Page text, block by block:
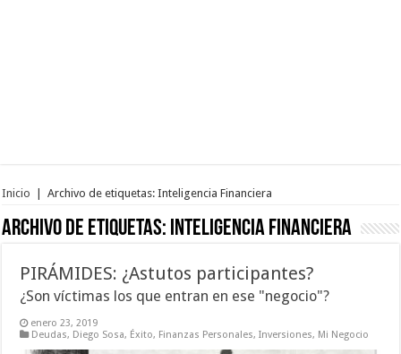
Inicio | Archivo de etiquetas: Inteligencia Financiera
Archivo de etiquetas: Inteligencia Financiera
PIRÁMIDES: ¿Astutos participantes?
¿Son víctimas los que entran en ese "negocio"?
enero 23, 2019
Deudas, Diego Sosa, Éxito, Finanzas Personales,Inversiones, Mi Negocio